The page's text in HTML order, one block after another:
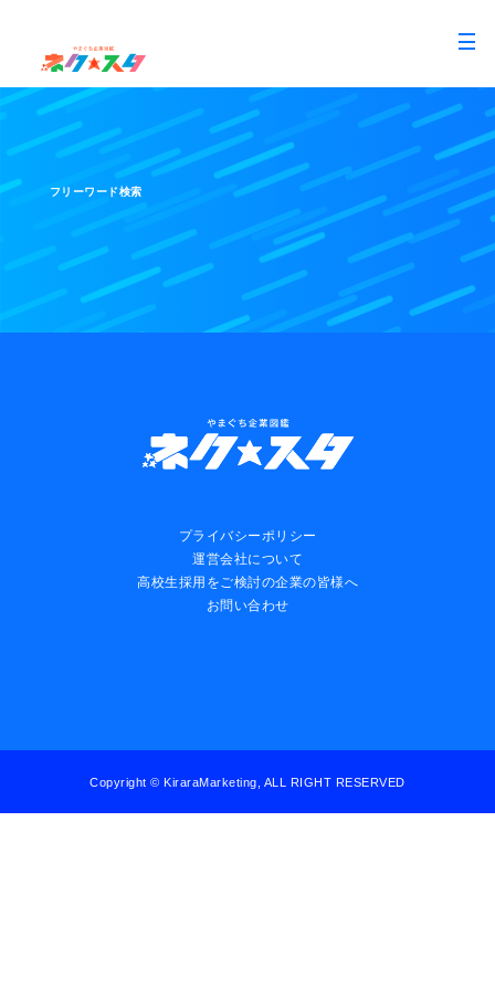
フリーワード検索
プライバシーポリシー
運営会社について
高校生採用をご検討の企業の皆様へ
お問い合わせ
Copyright © KiraraMarketing, ALL RIGHT RESERVED